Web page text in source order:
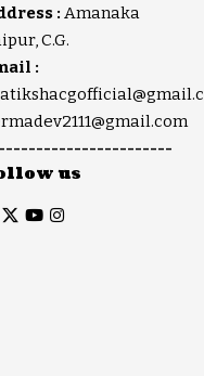
: Amanaka
C.G.
:
us